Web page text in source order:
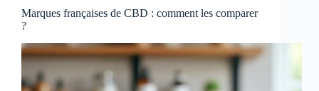
Marques françaises de CBD : comment les comparer
?